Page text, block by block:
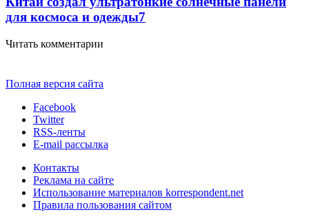
для космоса и одежды7
Читать комментарии
Полная версия сайта
Facebook
Twitter
RSS-ленты
E-mail рассылка
Контакты
Реклама на сайте
Использование материалов korrespondent.net
Правила пользования сайтом